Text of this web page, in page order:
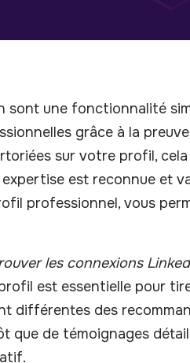
sont une fonctionnalité
grâce à la
sur votre profil,
est reconnue et
professionnel, vous
les connexions
est essentielle pour
différentes des
que de témoignages